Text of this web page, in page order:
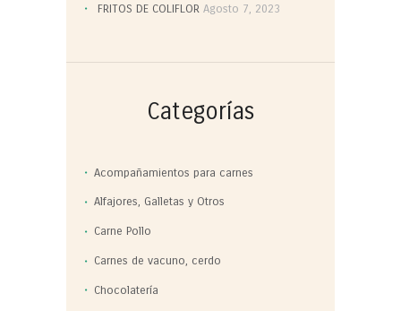
FRITOS DE COLIFLOR Agosto 7, 2023
Categorías
Acompañamientos para carnes
Alfajores, Galletas y Otros
Carne Pollo
Carnes de vacuno, cerdo
Chocolatería